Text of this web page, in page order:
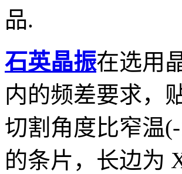
品.
石英晶振在选用
内的频差要求，
切割角度比窄温
的条片，长边为